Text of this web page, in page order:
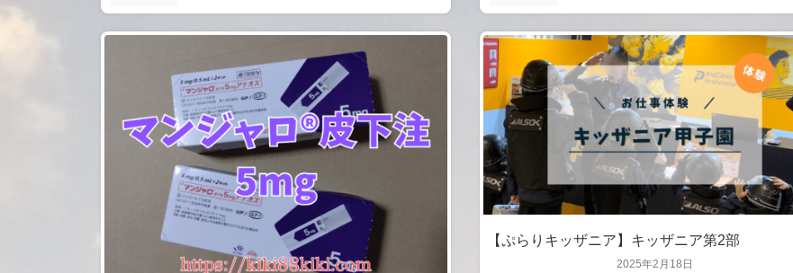
2025年2月18日
【ぷらりキッザニア】キッザニア第2部